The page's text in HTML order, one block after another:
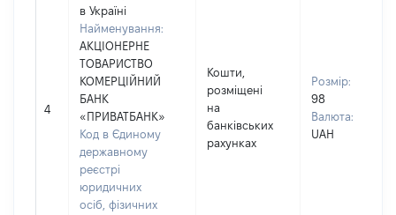
4
в Україні
Найменування:
АКЦІОНЕРНЕ
ТОВАРИСТВО
КОМЕРЦІЙНИЙ
БАНК
«ПРИВАТБАНК»
Код в Єдиному
державному
реєстрі
юридичних
осіб, фізичних
Кошти,
розміщені
на
банківських
рахунках
Розмір:
98
Валюта:
UAH